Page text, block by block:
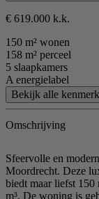
€ 619.000 k.k.
150 m² wonen
158 m² perceel
5 slaapkamers
A energielabel
Bekijk alle
Omschrijving
Sfeervolle en
Moordrecht. Deze
biedt maar liefst 150
m³. De woning is